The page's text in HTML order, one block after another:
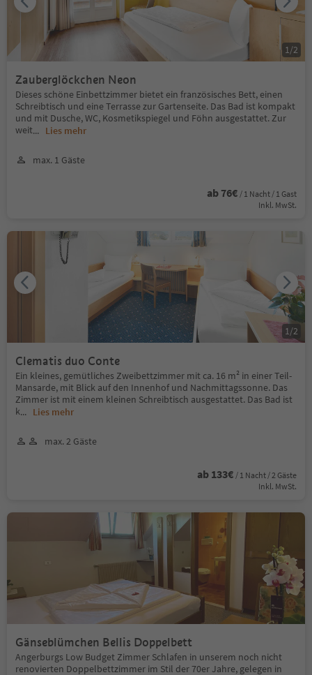
Zauberglöckchen Neon
Dieses schöne Einbettzimmer bietet ein französisches Bett, einen
Schreibtisch und eine Terrasse zur Gartenseite. Das Bad ist kompakt
und mit Dusche, WC, Kosmetikspiegel und Föhn ausgestattet. Zur
weit... Lies mehr
max. 1 Gäste
ab 76€ / 1 Nacht / 1 Gast
Inkl. MwSt.
1 /2
Clematis duo Conte
Ein kleines, gemütliches Zweibettzimmer mit ca. 16 m² in einer Teil-
Mansarde, mit Blick auf den Innenhof und Nachmittagssonne. Das
Zimmer ist mit einem kleinen Schreibtisch ausgestattet. Das Bad ist
k... Lies mehr
max. 2 Gäste
ab 133€ / 1 Nacht / 2 Gäste
Inkl. MwSt.
1 /2
Gänseblümchen Bellis Doppelbett
Angerburgs Low Budget Zimmer Schlafen in unserem noch nicht
renovierten Doppelbettzimmer im Stil der 70er Jahre, gelegen in